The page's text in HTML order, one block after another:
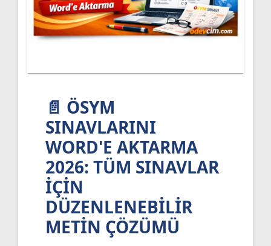
📄 ÖSYM
SINAVLARINI
WORD'E AKTARMA
2026: TÜM SINAVLAR
İÇIN
DÜZENLENEBILIR
METIN ÇÖZÜMÜ